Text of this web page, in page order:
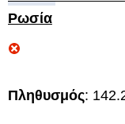
Ρωσία
Πληθυσμός: